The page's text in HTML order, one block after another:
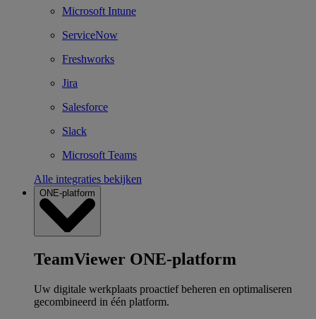
Microsoft Intune
ServiceNow
Freshworks
Jira
Salesforce
Slack
Microsoft Teams
Alle integraties bekijken
ONE-platform
TeamViewer ONE-platform
Uw digitale werkplaats proactief beheren en optimaliseren
gecombineerd in één platform.